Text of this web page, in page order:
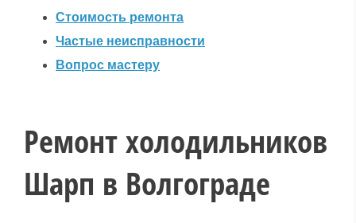
Стоимость ремонта
Частые неисправности
Вопрос мастеру
Ремонт холодильников
Шарп в Волгограде